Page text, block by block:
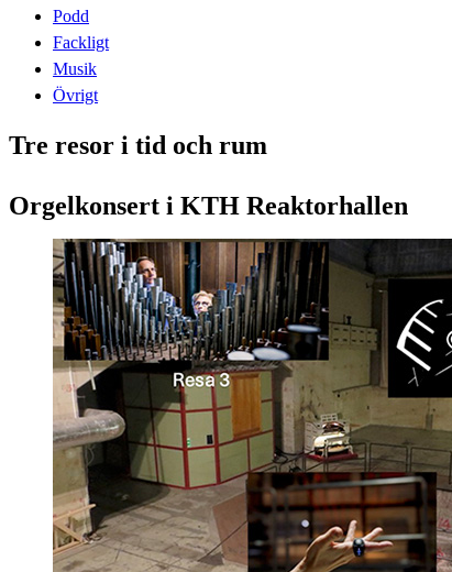
Podd
Fackligt
Musik
Övrigt
Tre resor i tid och rum
Orgelkonsert i KTH Reaktorhallen